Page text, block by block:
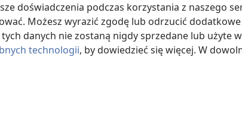
doświadczenia podczas korzystania z naszego
Możesz wyrazić zgodę lub odrzucić
danych nie zostaną nigdy sprzedane lub użyte
technologii, by dowiedzieć się więcej. W
Źrebię osła